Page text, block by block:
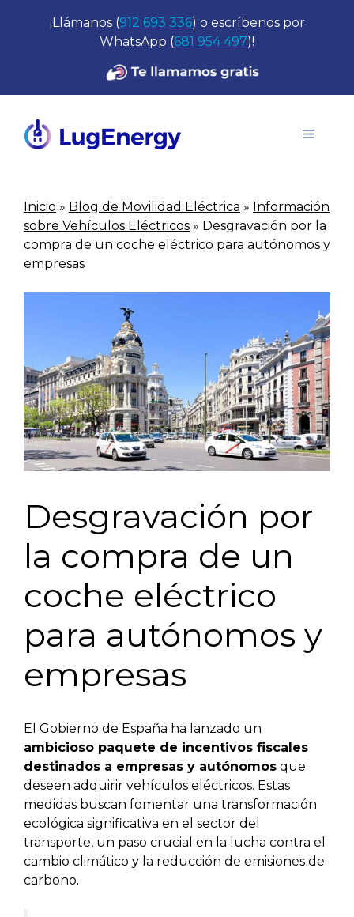
¡Llámanos (912 693 336) o escríbenos por
WhatsApp (681 954 497)!
Menú
Inicio » Blog de Movilidad Eléctrica » Información
sobre Vehículos Eléctricos » Desgravación por la
compra de un coche eléctrico para autónomos y
empresas
Desgravación por
la compra de un
coche eléctrico
para autónomos y
empresas
El Gobierno de España ha lanzado un
ambicioso paquete de incentivos fiscales
destinados a empresas y autónomos que
deseen adquirir vehículos eléctricos. Estas
medidas buscan fomentar una transformación
ecológica significativa en el sector del
transporte, un paso crucial en la lucha contra el
cambio climático y la reducción de emisiones de
carbono.